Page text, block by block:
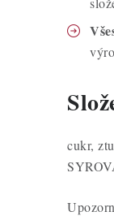
cukr,